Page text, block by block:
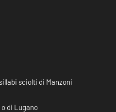
sciolti di Manzoni
di Lugano